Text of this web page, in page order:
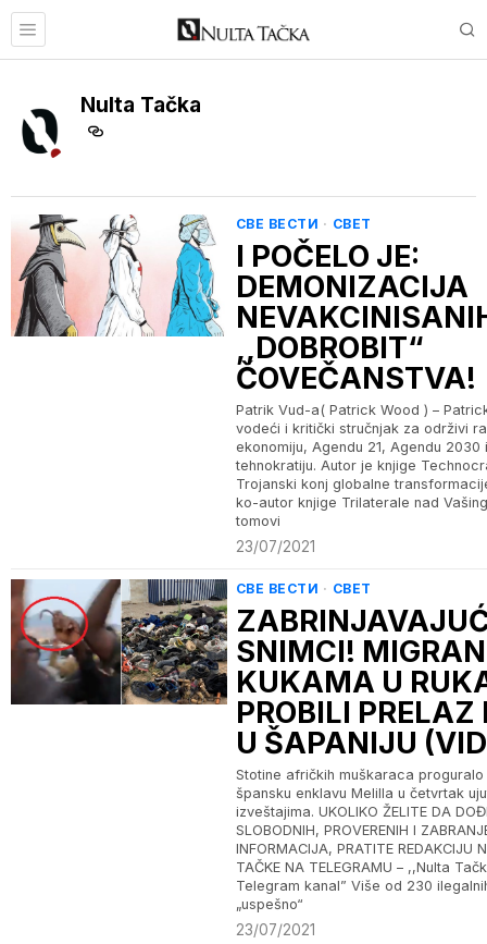
Nulta Tačka
СВЕ ВЕСТИ · СВЕТ
I POČELO JE:
DEMONIZACIJA
,,DOBROBIT“
ČOVEČANSTVA!
Patrik Vud-a( Patrick Wood ) –
vodeći i kritički stručnjak za održivi
ekonomiju, Agendu 21, Agendu 2030
tehnokratiju. Autor je knjige
Trojanski konj globalne
ko-autor knjige Trilaterale nad
tomovi
23/07/2021
СВЕ ВЕСТИ · СВЕТ
SNIMCI!
KUKAMA U
PROBILI PRELAZ
U ŠAPANIJU
Stotine afričkih muškaraca proguralo
špansku enklavu Melilla u četvrtak
izveštajima. UKOLIKO ŽELITE DA
SLOBODNIH, PROVERENIH I
INFORMACIJA, PRATITE REDAKCIJU
TAČKE NA TELEGRAMU – ,,Nulta
Telegram kanal” Više od 230
„uspešno“
23/07/2021